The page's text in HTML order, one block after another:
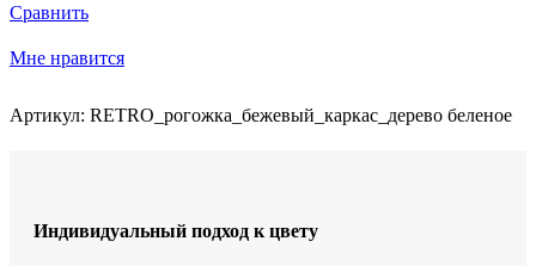
с
Сравнить
Мне нравится
Артикул: RETRO_рогожка_бежевый_каркас_дерево беленое
Индивидуальный подход к цвету